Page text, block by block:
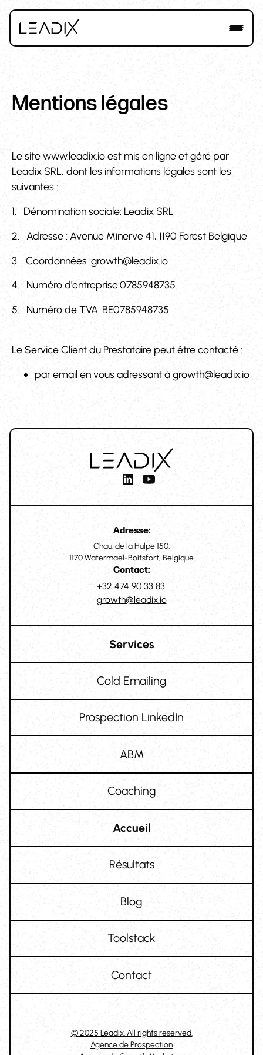
Mentions légales
Le site www.leadix.io est mis en ligne et géré par
Leadix SRL, dont les informations légales sont les
suivantes :
1. Dénomination sociale: Leadix SRL
2. Adresse : Avenue Minerve 41, 1190 Forest Belgique
3. Coordonnées :growth@leadix.io
4. Numéro d'entreprise:0785948735
5. Numéro de TVA: BE0785948735
Le Service Client du Prestataire peut être contacté :
par email en vous adressant à growth@leadix.io
Adresse:
Chau. de la Hulpe 150,
1170 Watermael-Boitsfort, Belgique
Contact:
+32 474 90 33 83
growth@leadix.io
Services
Cold Emailing
Prospection LinkedIn
ABM
Coaching
Accueil
Résultats
Blog
Toolstack
Contact
© 2025 Leadix. All rights reserved.
Agence de Prospection